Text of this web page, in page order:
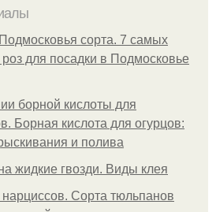
сорта. 7 самых
для посадки в Подмосковье
борной кислоты для
Борная кислота для огурцов:
и полива
жидкие гвозди. Виды клея
Сорта тюльпанов